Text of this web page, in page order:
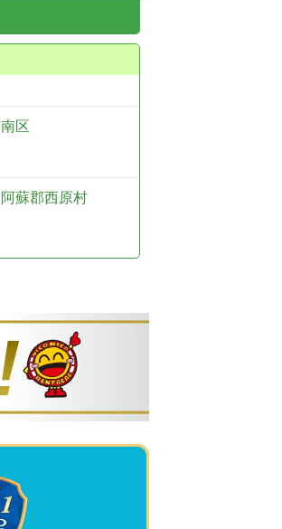
南区
阿蘇郡西原村